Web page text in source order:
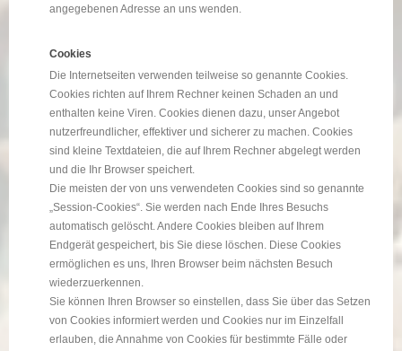
angegebenen Adresse an uns wenden.
Cookies
Die Internetseiten verwenden teilweise so genannte Cookies.
Cookies richten auf Ihrem Rechner keinen Schaden an und
enthalten keine Viren. Cookies dienen dazu, unser Angebot
nutzerfreundlicher, effektiver und sicherer zu machen. Cookies
sind kleine Textdateien, die auf Ihrem Rechner abgelegt werden
und die Ihr Browser speichert.
Die meisten der von uns verwendeten Cookies sind so genannte
„Session-Cookies“. Sie werden nach Ende Ihres Besuchs
automatisch gelöscht. Andere Cookies bleiben auf Ihrem
Endgerät gespeichert, bis Sie diese löschen. Diese Cookies
ermöglichen es uns, Ihren Browser beim nächsten Besuch
wiederzuerkennen.
Sie können Ihren Browser so einstellen, dass Sie über das Setzen
von Cookies informiert werden und Cookies nur im Einzelfall
erlauben, die Annahme von Cookies für bestimmte Fälle oder